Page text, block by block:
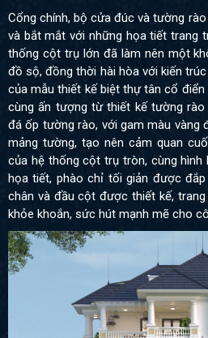
Cổng chính, bộ cửa đúc và tường
và bắt mắt với những họa tiết trang
thống cột trụ lớn đã làm nên một
đồ sộ, đồng thời hài hòa với kiến
của mẫu thiết kế biệt thự tân cổ
cùng ấn tượng từ thiết kế tường
đá ốp tường rào, với gam màu vàng
mảng tường, tạo nên cảm quan
của hệ thống cột trụ tròn, cùng hình
họa tiết, phào chỉ tối giản được
chân và đầu cột được thiết kế,
khỏe khoắn, sức hút mạnh mẽ cho